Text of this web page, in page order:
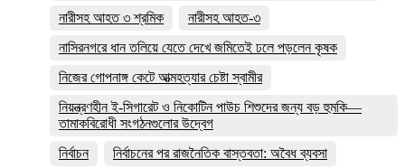
নারীসহ আহত ৩ শ্রমিক
নারীসহ আহত-৩
নাসিরনগরে ধান তলিয়ে যেতে দেখে জমিতেই ঢলে পড়লেন কৃষক
নিজের গোপনাঙ্গ কেটে আত্মহত্যার চেষ্টা স্বামীর
নিয়ন্ত্রণহীন ই-সিগারেট ও নিকোটিন পাউচ শিশুদের জন্য বড় হুমকি—
তামাকবিরোধী সংগঠনগুলোর উদ্বেগ
নির্বাচন
নির্বাচনের পর রাজনৈতিক বাস্তবতা: অবৈধ ব্যবসা